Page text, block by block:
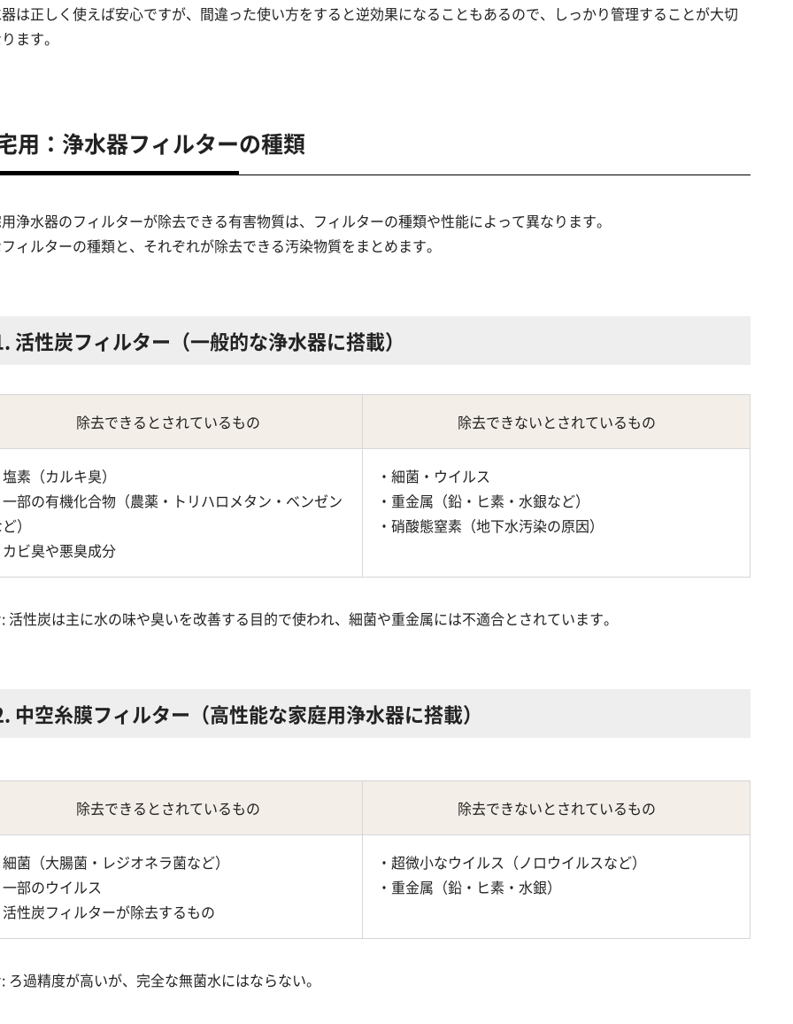
は正しく使えば安心ですが、間違った使い方をすると逆効果になることもあるので、しっかり管理することが大切
ます。
用：浄水器フィルターの種類
浄水器のフィルターが除去できる有害物質は、フィルターの種類や性能によって異なります。
ィルターの種類と、それぞれが除去できる汚染物質をまとめます。
活性炭フィルター（一般的な浄水器に搭載）
除去できるとされているもの 除去できないとされているもの
素（カルキ臭）
部の有機化合物（農薬・トリハロメタン・ベンゼン
）
ビ臭や悪臭成分
・細菌・ウイルス
・重金属（鉛・ヒ素・水銀など）
・硝酸態窒素（地下水汚染の原因）
活性炭は主に水の味や臭いを改善する目的で使われ、細菌や重金属には不適合とされています。
中空糸膜フィルター（高性能な家庭用浄水器に搭載）
除去できるとされているもの 除去できないとされているもの
菌（大腸菌・レジオネラ菌など）
部のウイルス
性炭フィルターが除去するもの
・超微小なウイルス（ノロウイルスなど）
・重金属（鉛・ヒ素・水銀）
ろ過精度が高いが、完全な無菌水にはならない。